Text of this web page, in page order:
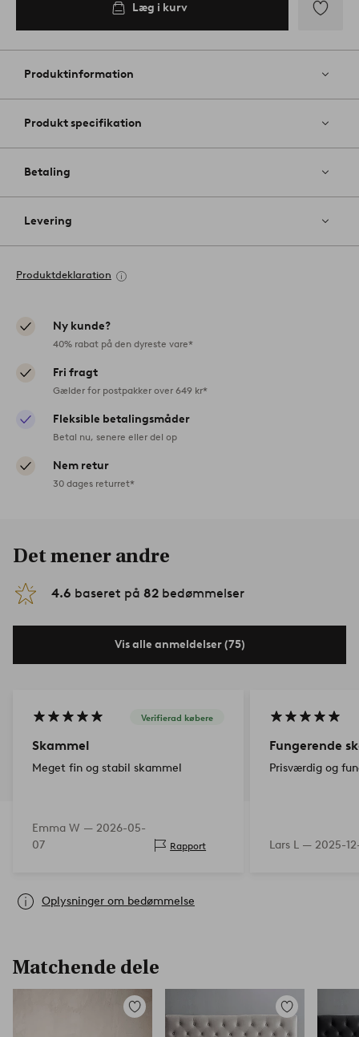
Læg i kurv
til
Produktinformation
Produkt specifikation
Betaling
Levering
Produktdeklaration
Ny kunde?
40% rabat på den dyreste vare*
Fri fragt
Gælder for postpakker over 649 kr*
Fleksible betalingsmåder
Betal nu, senere eller del op
Nem retur
30 dages returret*
Det mener andre
4.6 baseret på 82 bedømmelser
Vis alle anmeldelser (75)
Verifierad købere
Skammel
Meget fin og stabil skammel
Emma W — 2026-05-
07
Rapport
Fungerende
Prisværdig og
Lars L — 2025-
Oplysninger om bedømmelse
Matchende dele
Tilføj
favoritter
Tilføj
til
favoritter